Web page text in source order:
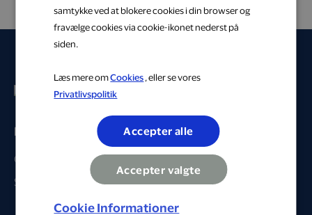
Tag dine smagsløg på en udsøgt rejse med Brdr.
D’s Vinhandels fantastiske sortiment.
Privat
Gå til profil
Se partnere
samtykke ved at blokere cookies i din browser og
fravælge cookies via cookie-ikonet nederst på
siden.
Læs mere omCookies , eller se vores
Privatlivspolitik
Accepter alle
Accepter valgte
Cookie Informationer